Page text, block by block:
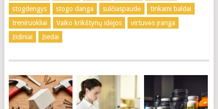
stogdengys
stogo danga sulčiaspaudė
tinkami baldai
treniruokliai
Vaiko krikštynų idėjos
virtuvės įranga
židiniai
žiedai